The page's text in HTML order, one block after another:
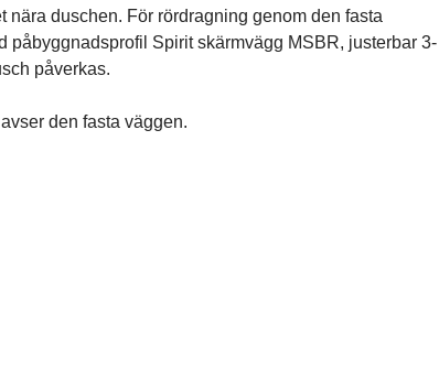
nära duschen. För rördragning genom den fasta
påbyggnadsprofil Spirit skärmvägg MSBR, justerbar 3-
påverkas.
den fasta väggen.